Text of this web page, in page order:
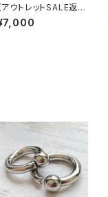
【アウトレットSALE返品
換不可8/20まで】イ
リア製トップス｜ Ma